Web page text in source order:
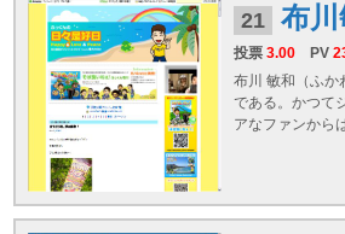
21 布川
投票 3.00 PV
布川 敏和（ふか
である。かつて
アなファンから